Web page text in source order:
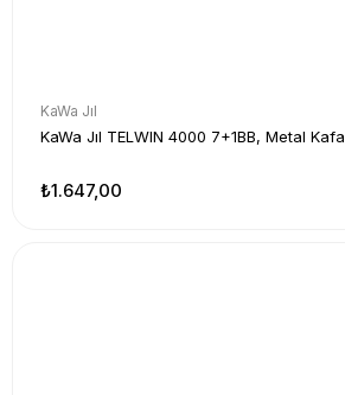
KaWa Jıl
KaWa Jıl TELWIN 4000 7+1BB, Metal Kafa
₺1.647,00